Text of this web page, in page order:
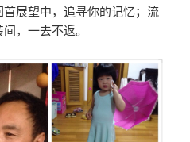
展望中，追寻你的记忆；流
，一去不返。